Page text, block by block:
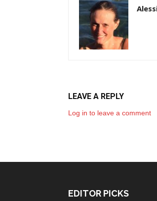
LEAVE A REPLY
Log in to leave a comment
EDITOR PICKS